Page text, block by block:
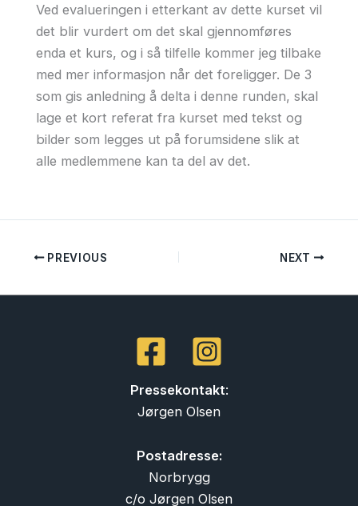
Ved evalueringen i etterkant av dette kurset vil
det blir vurdert om det skal gjennomføres
enda et kurs, og i så tilfelle kommer jeg tilbake
med mer informasjon når det foreligger. De 3
som gis anledning å delta i denne runden, skal
lage et kort referat fra kurset med tekst og
bilder som legges ut på forumsidene slik at
alle medlemmene kan ta del av det.
PREVIOUS NEXT
Pressekontakt:
Jørgen Olsen
Postadresse:
Norbrygg
c/o Jørgen Olsen